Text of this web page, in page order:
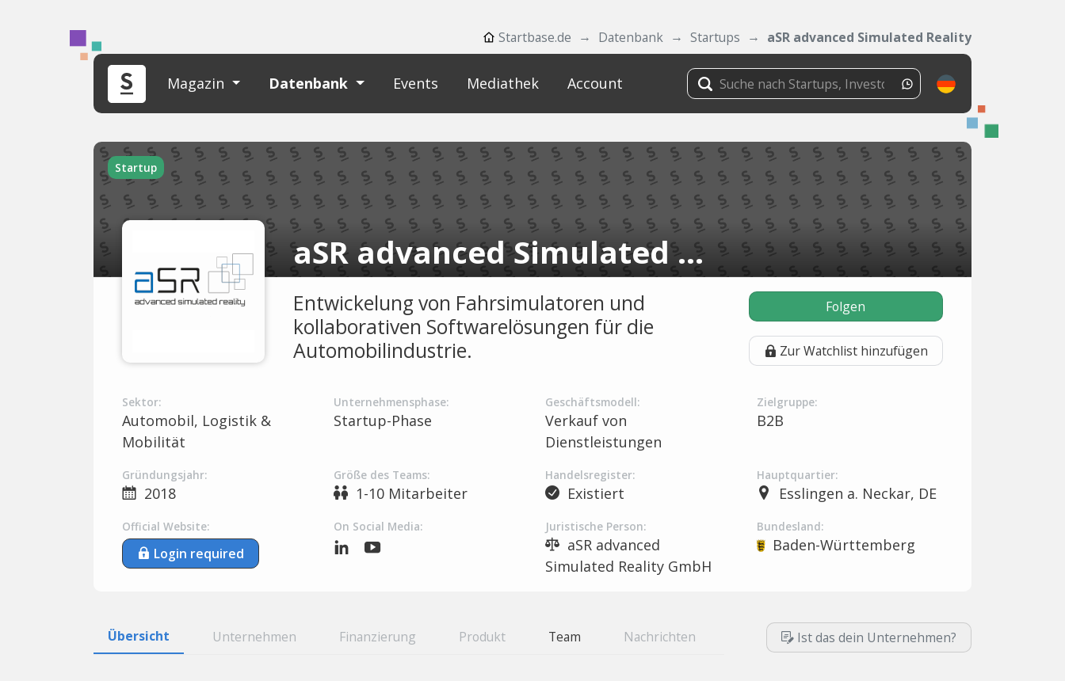
Startbase.de Datenbank Startups aSR advanced Simulated Reality
Magazin Datenbank Events Mediathek Account
Startup
aSR advanced Simulated Reality
Entwickelung von Fahrsimulatoren und
kollaborativen Softwarelösungen für die
Automobilindustrie.
Folgen
Zur Watchlist hinzufügen
Sektor:
Automobil, Logistik &
Mobilität
Unternehmensphase:
Startup-Phase
Geschäftsmodell:
Verkauf von
Dienstleistungen
Zielgruppe:
B2B
Gründungsjahr:
2018
Größe des Teams:
1-10 Mitarbeiter
Handelsregister:
Existiert
Hauptquartier:
Esslingen a. Neckar, DE
Official Website:
Login required
On Social Media: Juristische Person:
aSR advanced
Simulated Reality GmbH
Bundesland:
Baden-Württemberg
Übersicht Unternehmen Finanzierung Produkt Team Nachrichten Ist das dein Unternehmen?